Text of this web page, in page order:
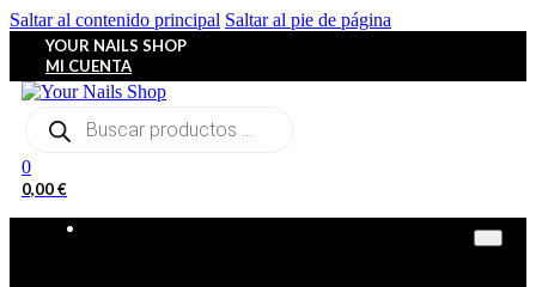
Saltar al contenido principal Saltar al pie de página
YOUR NAILS SHOP
MI CUENTA
0
0,00€